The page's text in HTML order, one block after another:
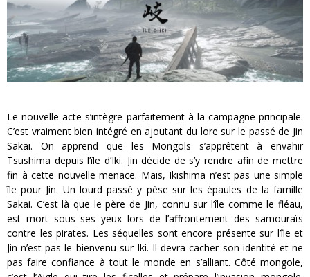
Le nouvelle acte s’intègre parfaitement à la campagne principale.
C’est vraiment bien intégré en ajoutant du lore sur le passé de Jin
Sakai. On apprend que les Mongols s’apprêtent à envahir
Tsushima depuis l’île d’Iki. Jin décide de s’y rendre afin de mettre
fin à cette nouvelle menace. Mais, Ikishima n’est pas une simple
île pour Jin. Un lourd passé y pèse sur les épaules de la famille
Sakai. C’est là que le père de Jin, connu sur l’île comme le fléau,
est mort sous ses yeux lors de l’affrontement des samouraïs
contre les pirates. Les séquelles sont encore présente sur l’île et
Jin n’est pas le bienvenu sur Iki. Il devra cacher son identité et ne
pas faire confiance à tout le monde en s’alliant. Côté mongole,